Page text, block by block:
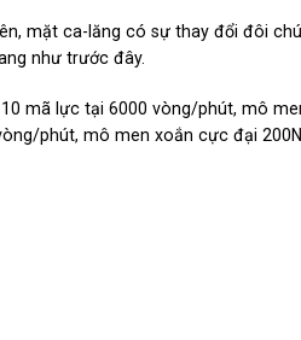
mặt ca-lăng có sự thay đổi đôi
như trước đây.
mã lực tại 6000 vòng/phút, mô
phút, mô men xoắn cực đại